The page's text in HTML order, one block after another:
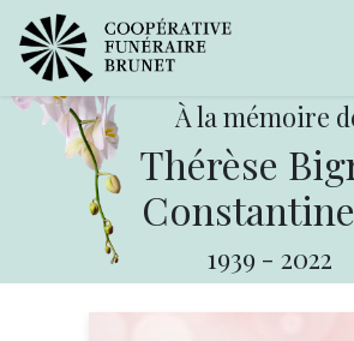
À la mémoire
Thérèse
1939 - 2022